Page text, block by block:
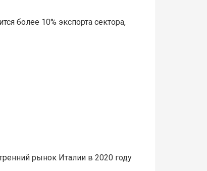
более 10% экспорта сектора,
рынок Италии в 2020 году